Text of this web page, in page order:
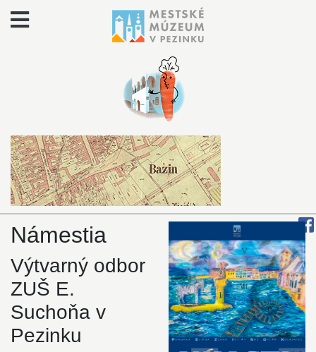
Námestia
Výtvarný odbor
ZUŠ E.
Suchoňa v
Pezinku